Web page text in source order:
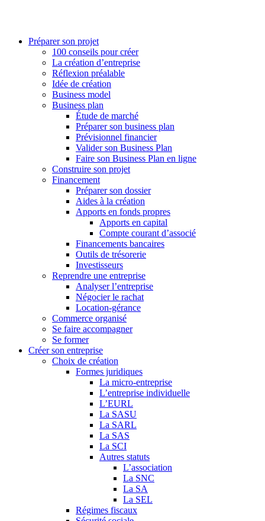
Préparer son projet
100 conseils pour créer
La création d’entreprise
Réflexion préalable
Idée de création
Business model
Business plan
Étude de marché
Préparer son business plan
Prévisionnel financier
Valider son Business Plan
Faire son Business Plan en ligne
Construire son projet
Financement
Préparer son dossier
Aides à la création
Apports en fonds propres
Apports en capital
Compte courant d’associé
Financements bancaires
Outils de trésorerie
Investisseurs
Reprendre une entreprise
Analyser l’entreprise
Négocier le rachat
Location-gérance
Commerce organisé
Se faire accompagner
Se former
Créer son entreprise
Choix de création
Formes juridiques
La micro-entreprise
L’entreprise individuelle
L’EURL
La SASU
La SARL
La SAS
La SCI
Autres statuts
L’association
La SNC
La SA
La SEL
Régimes fiscaux